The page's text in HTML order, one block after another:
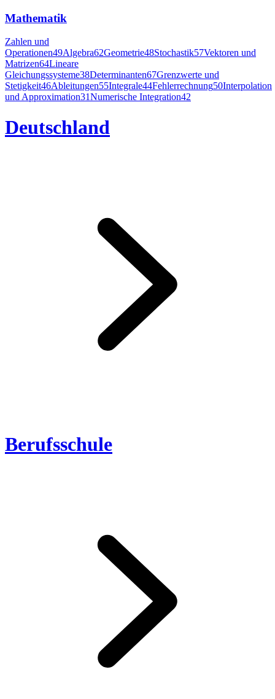
Mathematik
Zahlen und
Operationen49Algebra62Geometrie48Stochastik57Vektoren und
Matrizen64Lineare
Gleichungssysteme38Determinanten67Grenzwerte und
Stetigkeit46Ableitungen55Integrale44Fehlerrechnung50Interpolation
und Approximation31Numerische Integration42
Deutschland
Berufsschule